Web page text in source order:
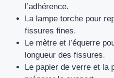
l’adhérence.
La lampe torche pour
fissures fines.
Le mètre et l’équerre
longueur des fissures.
Le papier de verre et la